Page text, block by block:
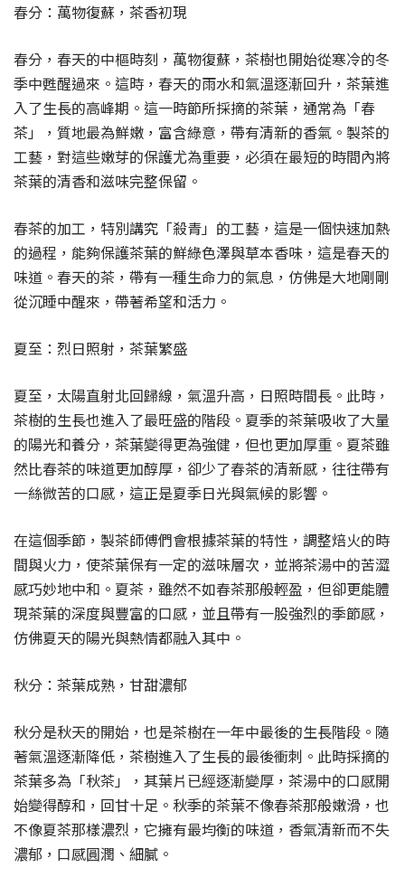
春分：萬物復蘇，茶香初現
春分，春天的中樞時刻，萬物復蘇，茶樹也開始從寒冷的冬
季中甦醒過來。這時，春天的雨水和氣溫逐漸回升，茶葉進
入了生長的高峰期。這一時節所採摘的茶葉，通常為「春
茶」，質地最為鮮嫩，富含綠意，帶有清新的香氣。製茶的
工藝，對這些嫩芽的保護尤為重要，必須在最短的時間內將
茶葉的清香和滋味完整保留。
春茶的加工，特別講究「殺青」的工藝，這是一個快速加熱
的過程，能夠保護茶葉的鮮綠色澤與草本香味，這是春天的
味道。春天的茶，帶有一種生命力的氣息，仿佛是大地剛剛
從沉睡中醒來，帶著希望和活力。
夏至：烈日照射，茶葉繁盛
夏至，太陽直射北回歸線，氣溫升高，日照時間長。此時，
茶樹的生長也進入了最旺盛的階段。夏季的茶葉吸收了大量
的陽光和養分，茶葉變得更為強健，但也更加厚重。夏茶雖
然比春茶的味道更加醇厚，卻少了春茶的清新感，往往帶有
一絲微苦的口感，這正是夏季日光與氣候的影響。
在這個季節，製茶師傅們會根據茶葉的特性，調整焙火的時
間與火力，使茶葉保有一定的滋味層次，並將茶湯中的苦澀
感巧妙地中和。夏茶，雖然不如春茶那般輕盈，但卻更能體
現茶葉的深度與豐富的口感，並且帶有一股強烈的季節感，
仿佛夏天的陽光與熱情都融入其中。
秋分：茶葉成熟，甘甜濃郁
秋分是秋天的開始，也是茶樹在一年中最後的生長階段。隨
著氣溫逐漸降低，茶樹進入了生長的最後衝刺。此時採摘的
茶葉多為「秋茶」，其葉片已經逐漸變厚，茶湯中的口感開
始變得醇和，回甘十足。秋季的茶葉不像春茶那般嫩滑，也
不像夏茶那樣濃烈，它擁有最均衡的味道，香氣清新而不失
濃郁，口感圓潤、細膩。